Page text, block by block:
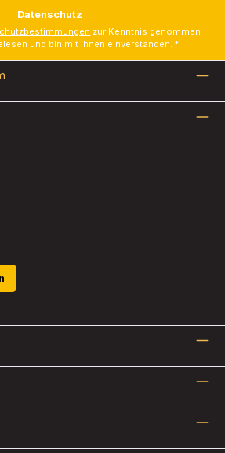
Datenschutz
zur Kenntnis genommen
und bin mit ihnen einverstanden. *